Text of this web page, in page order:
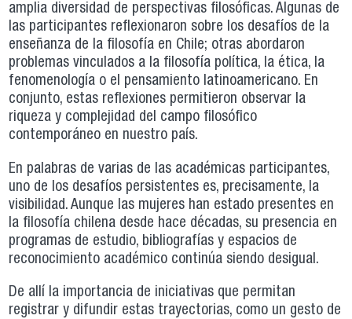
amplia diversidad de perspectivas filosóficas. Algunas de
las participantes reflexionaron sobre los desafíos de la
enseñanza de la filosofía en Chile; otras abordaron
problemas vinculados a la filosofía política, la ética, la
fenomenología o el pensamiento latinoamericano. En
conjunto, estas reflexiones permitieron observar la
riqueza y complejidad del campo filosófico
contemporáneo en nuestro país.
En palabras de varias de las académicas participantes,
uno de los desafíos persistentes es, precisamente, la
visibilidad. Aunque las mujeres han estado presentes en
la filosofía chilena desde hace décadas, su presencia en
programas de estudio, bibliografías y espacios de
reconocimiento académico continúa siendo desigual.
De allí la importancia de iniciativas que permitan
registrar y difundir estas trayectorias, como un gesto de